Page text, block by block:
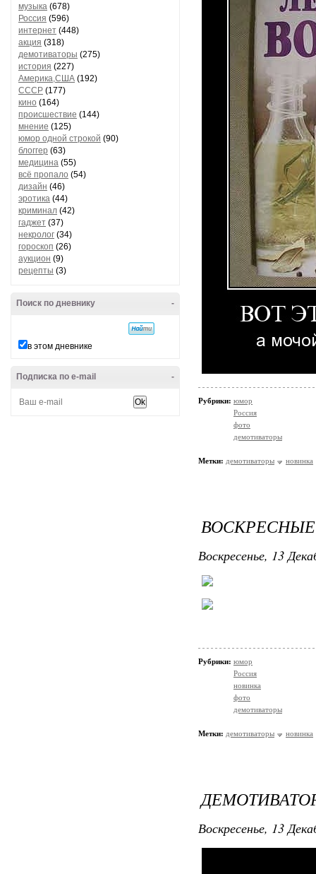
музыка (678)
Россия (596)
интернет (448)
акция (318)
демотиваторы (275)
история (227)
Америка,США (192)
СССР (177)
кино (164)
происшествие (144)
мнение (125)
юмор одной строкой (90)
блоггер (63)
медицина (55)
всё пропало (54)
дизайн (46)
эротика (44)
криминал (42)
гаджет (37)
некролог (34)
гороскоп (26)
аукцион (9)
рецепты (3)
-
Поиск по дневнику
в этом дневнике
-
Подписка по e-mail
Рубрики: юмор
Россия
фото
демотиваторы
Метки: демотиваторы новинка
Воскресенье, 13
Рубрики: юмор
Россия
новинка
фото
демотиваторы
Метки: демотиваторы новинка
Воскресенье, 13